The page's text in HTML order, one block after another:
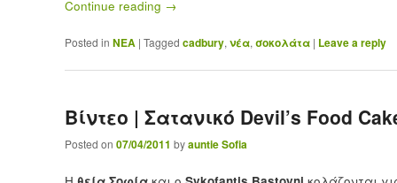
Continue reading →
Posted in ΝΕΑ | Tagged cadbury, νέα, σοκολάτα | Leave a reply
Βίντεο | Σατανικό Devil’s Food
Posted on 07/04/2011 byauntie Sofia